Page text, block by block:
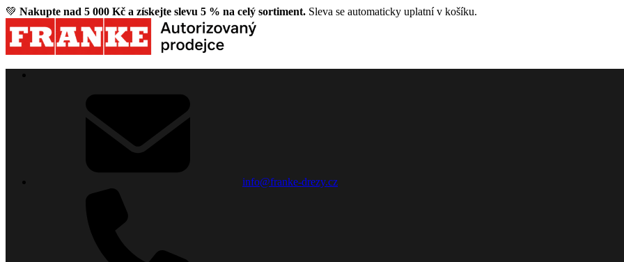
💚 Nakupte nad 5 000 Kč a získejte slevu 5 % na celý sortiment. Sleva se automaticky uplatní v košíku.
info@franke-drezy.cz